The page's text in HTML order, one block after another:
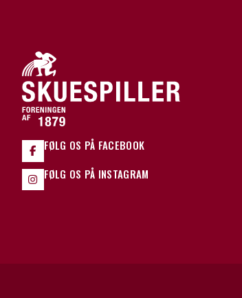
FØLG OS PÅ FACEBOOK
FØLG OS PÅ INSTAGRAM